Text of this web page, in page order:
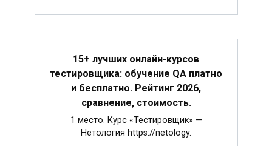
15+ лучших онлайн-курсов
тестировщика: обучение QA платно
и бесплатно. Рейтинг 2026,
сравнение, стоимость.
1 место. Курс «Тестировщик» —
Нетология https://netology.